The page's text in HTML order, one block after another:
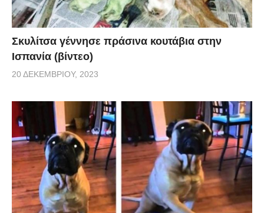
Σκυλίτσα γέννησε πράσινα κουτάβια στην
Ισπανία (βίντεο)
20 ΔΕΚΕΜΒΡΊΟΥ, 2023